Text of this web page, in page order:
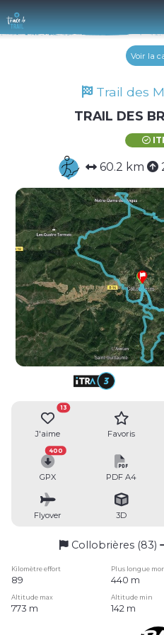
Voir la
Trail des
TRAIL DES
60.2 km
J'aime
13
Favoris
GPX
400
PDF A4
Flyover 3D
Collobrières (83)
Kilomètre effort Plus longue
89 440 m
Altitude max Altitude min
773 m 142 m